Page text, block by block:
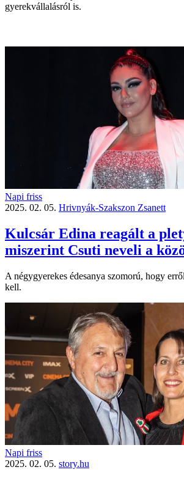
gyerekvállalásról is.
Napi friss
2025. 02. 05. Hrivnyák-Szakszon Zsanett
Kulcsár Edina reagált a
miszerint Csuti neveli a
A négygyerekes édesanya szomorú, hogy
kell.
Napi friss
2025. 02. 05. story.hu